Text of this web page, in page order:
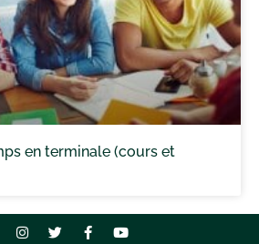
en terminale (cours et